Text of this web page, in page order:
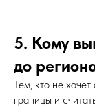
5. Кому
до
Тем, кто не
границы и